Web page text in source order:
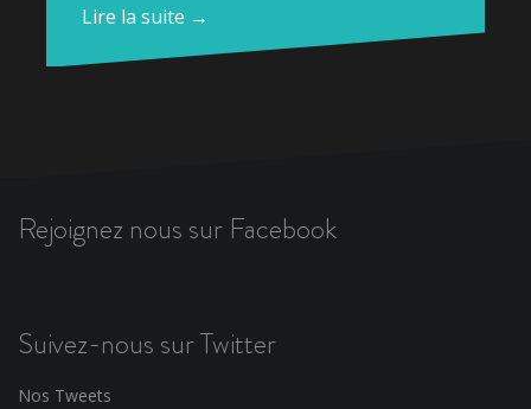
Lire la suite →
Rejoignez nous sur Facebook
Suivez-nous sur Twitter
Nos Tweets